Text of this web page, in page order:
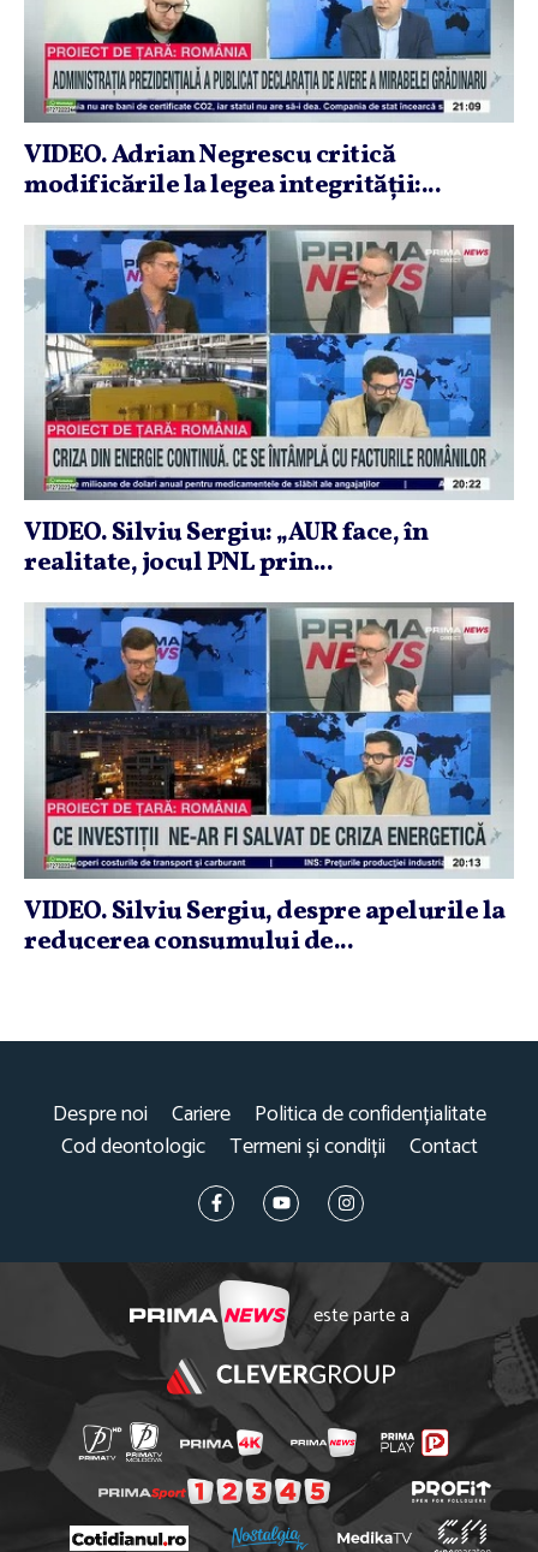
VIDEO. Adrian Negrescu critică
modificările la legea integrităţii:...
VIDEO. Silviu Sergiu: „AUR face, în
realitate, jocul PNL prin...
VIDEO. Silviu Sergiu, despre apelurile la
reducerea consumului de...
Despre noi Cariere
Politica de confidențialitate
Cod deontologic
Termeni și condiții Contact
este parte a